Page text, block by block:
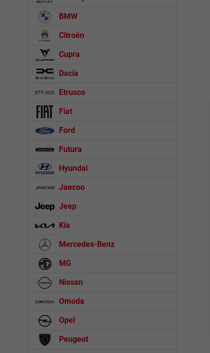
BMW
Citroën
Cupra
Dacia
Etrusco
Fiat
Ford
Futura
Hyundai
Jaecoo
Jeep
Kia
Mercedes-Benz
MG
Nissan
Omoda
Opel
Peugeot